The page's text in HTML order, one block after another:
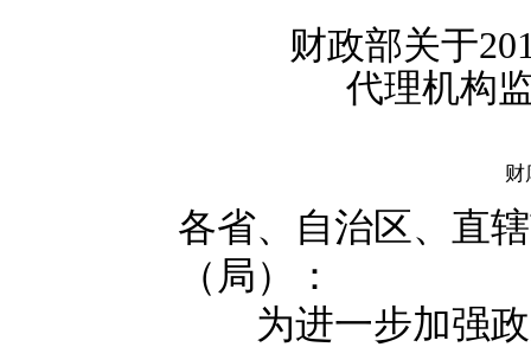
财政部关于
代理机构
财
各省、自治区、直
（局）：
为进一步加强政